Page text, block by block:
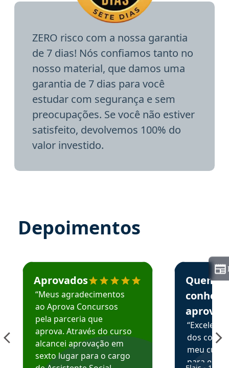
ZERO risco com a nossa garantia
de 7 dias! Nós confiamos tanto no
nosso material, que damos uma
garantia de 7 dias para você
estudar com segurança e sem
preocupações. Se você não estiver
satisfeito, devolvemos 100% do
valor investido.
Depoimentos
Estudante José recomenda o Aprova Concursos em
Aprovados
“Meus agradecimentos
ao Aprova Concursos
pela parceria que
aprova. Através do curso
alcancei aprovação em
sexto lugar para o cargo
Estudante
Quem
aprova
dos
meu
para